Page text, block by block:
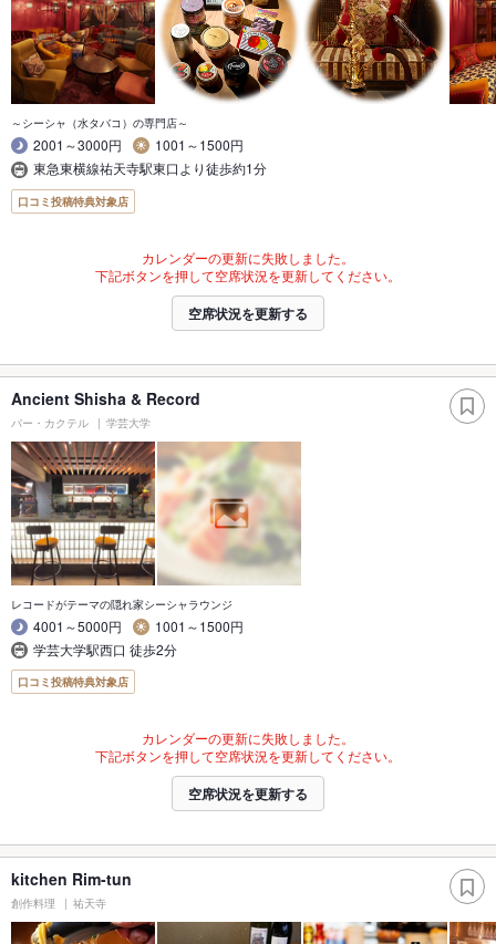
～シーシャ（水タバコ）の専門店～
2001～3000円
1001～1500円
東急東横線祐天寺駅東口より徒歩約1分
口コミ投稿特典対象店
カレンダーの更新に失敗しました。
下記ボタンを押して空席状況を更新してください。
空席状況を更新する
Ancient Shisha & Record
バー・カクテル 学芸大学
レコードがテーマの隠れ家シーシャラウンジ
4001～5000円
1001～1500円
学芸大学駅西口 徒歩2分
口コミ投稿特典対象店
カレンダーの更新に失敗しました。
下記ボタンを押して空席状況を更新してください。
空席状況を更新する
kitchen Rim-tun
創作料理 祐天寺